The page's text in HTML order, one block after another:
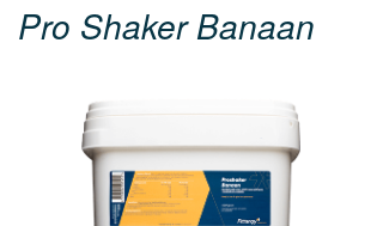
Pro Shaker Banaan